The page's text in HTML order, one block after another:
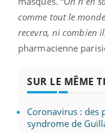
comme tout le
recevra, ni combien
pharmacienne
SUR LE MÊME
Coronavirus : des
syndrome de